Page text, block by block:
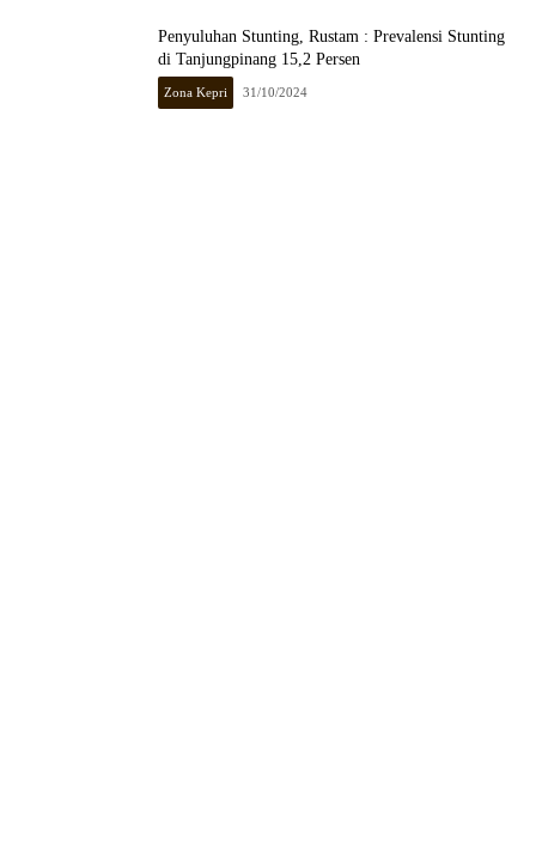
Penyuluhan Stunting, Rustam : Prevalensi Stunting
di Tanjungpinang 15,2 Persen
Zona Kepri 31/10/2024